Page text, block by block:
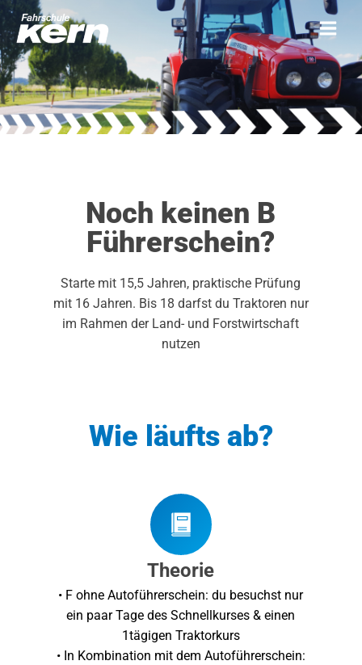
Noch keinen B
Führerschein?
Starte mit 15,5 Jahren, praktische Prüfung
mit 16 Jahren. Bis 18 darfst du Traktoren nur
im Rahmen der Land- und Forstwirtschaft
nutzen
Wie läufts ab?
Theorie
• F ohne Autoführerschein: du besuchst nur
ein paar Tage des Schnellkurses & einen
1tägigen Traktorkurs
• In Kombination mit dem Autoführerschein: